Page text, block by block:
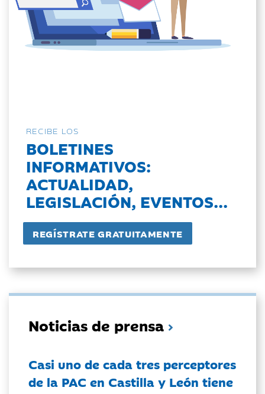
RECIBE LOS
BOLETINES
INFORMATIVOS:
ACTUALIDAD,
LEGISLACIÓN, EVENTOS...
Noticias de prensa
Casi uno de cada tres perceptores
de la PAC en Castilla y León tiene